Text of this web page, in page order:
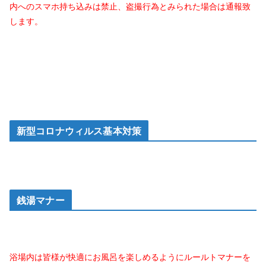
内へのスマホ持ち込みは禁止、盗撮行為とみられた場合は通報致
します。
新型コロナウィルス基本対策
銭湯マナー
浴場内は皆様が快適にお風呂を楽しめるようにルールトマナーを